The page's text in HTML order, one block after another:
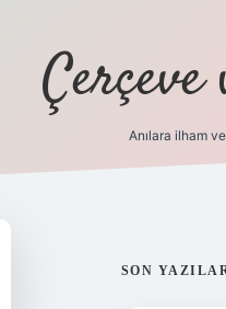
Anılara ilham
SON